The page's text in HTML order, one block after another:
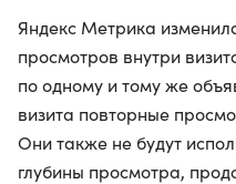
Яндекс Метрика
просмотров внутри
по одному и тому же
визита повторные
Они также не будут
глубины просмотра,